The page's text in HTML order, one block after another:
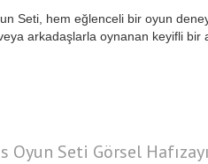
Seti, hem eğlenceli bir oyun
arkadaşlarla oynanan keyifli bir
Oyun Seti Görsel